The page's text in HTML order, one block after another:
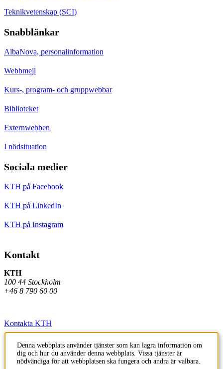
Teknikvetenskap (SCI)
Snabblänkar
AlbaNova, personalinformation
Webbmejl
Kurs-, program- och gruppwebbar
Biblioteket
Externwebben
I nödsituation
Sociala medier
KTH på Facebook
KTH på LinkedIn
KTH på Instagram
Kontakt
KTH
100 44 Stockholm
+46 8 790 60 00
Kontakta KTH
Jobba på KTH
Press och media
Denna webbplats använder tjänster som kan lagra information om
dig och hur du använder denna webbplats. Vissa tjänster är
nödvändiga för att webbplatsen ska fungera och andra är valbara.